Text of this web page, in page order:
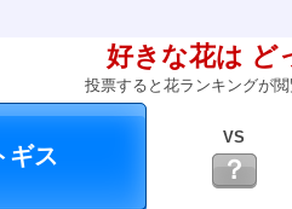
好きな花は ど
投票すると花ランキングが閲
VS
？